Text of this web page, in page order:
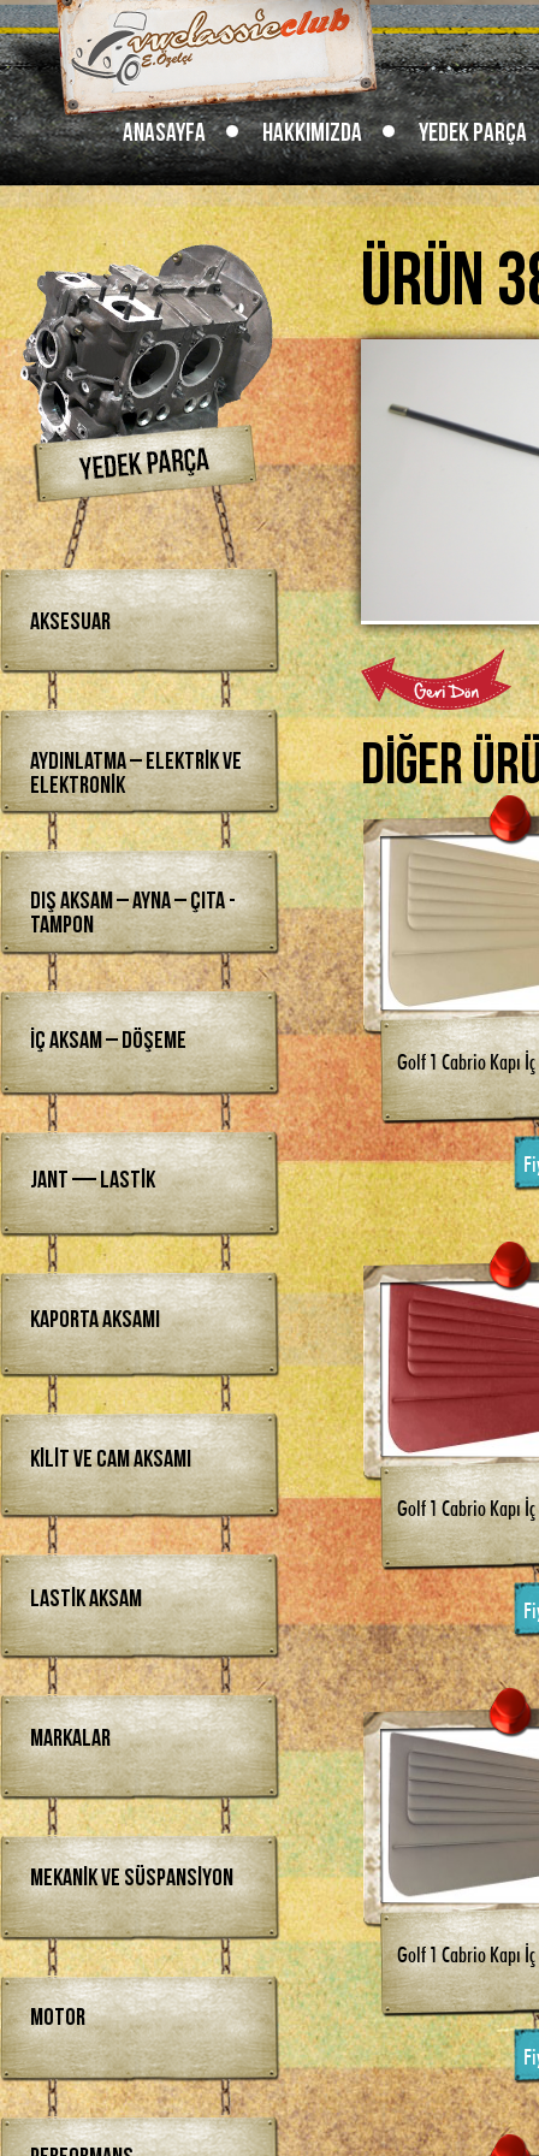
Anasayfa Hakkımızda Yedek Parça
Aksesuar
Aydınlatma – Elektrik ve
Elektronik
Dış Aksam – Ayna – Çıta -
Tampon
İç Aksam – Döşeme
Jant — Lastik
Kaporta Aksamı
Kilit ve Cam Aksamı
Lastik Aksam
Markalar
Mekanik ve Süspansiyon
Motor
Ürün
Diğer
Golf 1 Cabrio Kapı İç
Golf 1 Cabrio Kapı İç
Golf 1 Cabrio Kapı İç